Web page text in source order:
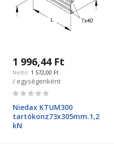
1 996,44 Ft
1 572,00 Ft
/ egységenként
Rating:
Niedax KTUM300
tartókonz73x305mm.1,2
kN